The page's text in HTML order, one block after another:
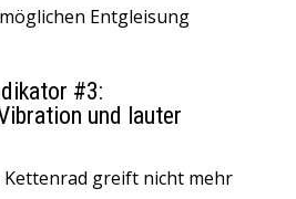
Entgleisung
#3:
und lauter
Kettenrad greift nicht mehr